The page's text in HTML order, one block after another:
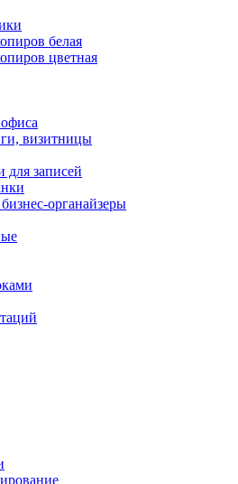
белая
цветная
визитницы
для записей
органайзеры